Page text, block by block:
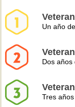
Un año
Dos
Tres